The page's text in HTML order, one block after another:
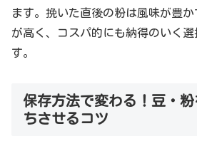
ます。挽いた直後の粉は風味が豊
が高く、コスパ的にも納得のいく
す。
保存方法で変わる！豆・
ちさせるコツ